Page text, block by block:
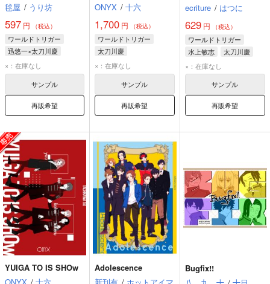
毬屋 / うり坊
597 円 （税込）
ワールドトリガー
迅悠一×太刀川慶
迅悠一
太刀川慶
×：在庫なし
サンプル
再販希望
ONYX / 十六
1,700 円 （税込）
ワールドトリガー
太刀川慶
×：在庫なし
サンプル
再販希望
ecriture / はつに
629円 （税込）
ワールドトリガー
水上敏志
太刀川慶
犬飼澄晴
×：在庫なし
サンプル
再販希望
YUIGA TO IS SHOw
Adolescence
Bugfix!!